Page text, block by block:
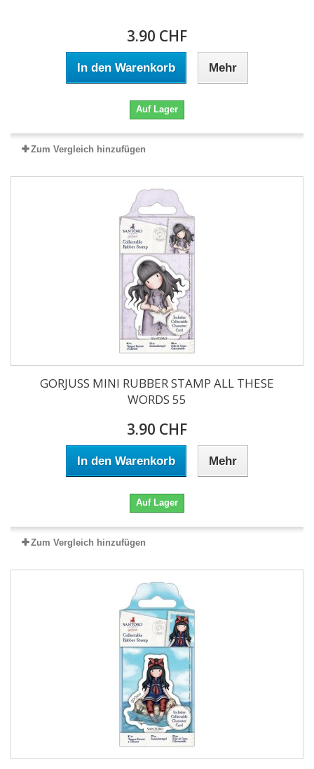
3.90 CHF
In den Warenkorb Mehr
Auf Lager
Zum Vergleich hinzufügen
GORJUSS MINI RUBBER STAMP ALL THESE
WORDS 55
3.90 CHF
In den Warenkorb Mehr
Auf Lager
Zum Vergleich hinzufügen